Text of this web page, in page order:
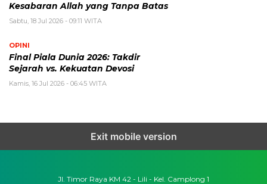
Kesabaran Allah yang Tanpa Batas
Sabtu, 18 Jul 2026 - 09:11 WITA
OPINI
Final Piala Dunia 2026: Takdir
Sejarah vs. Kekuatan Devosi
Kamis, 16 Jul 2026 - 06:45 WITA
Exit mobile version
Jl. Timor Raya KM 42 - Lili - Kel. Camplong 1